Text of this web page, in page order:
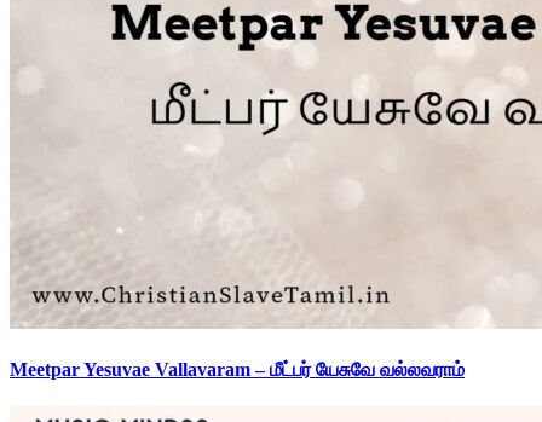
Meetpar Yesuvae Vallavaram – மீட்பர் யேசுவே வல்லவராம்